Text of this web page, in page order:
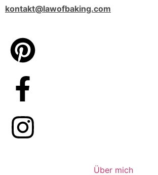
kontakt@lawofbaking.com
Über mich